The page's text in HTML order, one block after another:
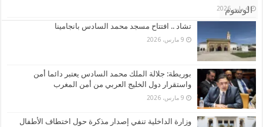
الوسوم
4 مايو، 2026
تشاد .. افتتاح مسجد محمد السادس بانجامينا
9 مارس، 2026
بوريطة: جلالة الملك محمد السادس يعتبر دائما أمن
واستقرار دول الخليج العربي من أمن المغرب
9 مارس، 2026
وزارة الداخلية تنفي إصدار مذكرة حول اختطاف الأطفال